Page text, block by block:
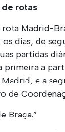
rotas
Madrid-
dias, de
partidas
primeira a
e a
de
Braga.”